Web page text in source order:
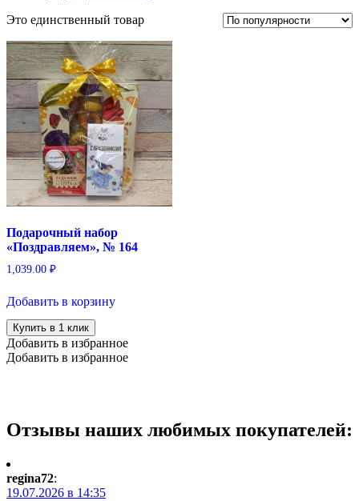
Это единственный товар
Подарочный набор
«Поздравляем», № 164
1,039.00 ₽
Добавить в корзину
Купить в 1 клик
Добавить в избранное
Добавить в избранное
Отзывы наших любимых покупателей:
regina72:
19.07.2026 в 14:35